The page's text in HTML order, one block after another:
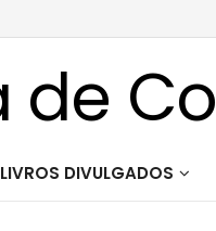
LIVROS DIVULGADOS